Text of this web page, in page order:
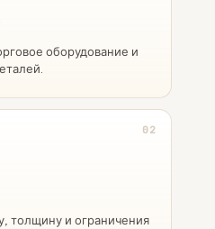
оборудование и
02
толщину и ограничения